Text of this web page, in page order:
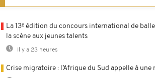
La 13ᵉ édition du concours international de
la scène aux jeunes talents
Il y a 23 heures
Crise migratoire : l’Afrique du Sud appelle à une